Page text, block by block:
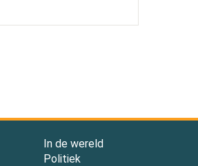
In de wereld
Politiek